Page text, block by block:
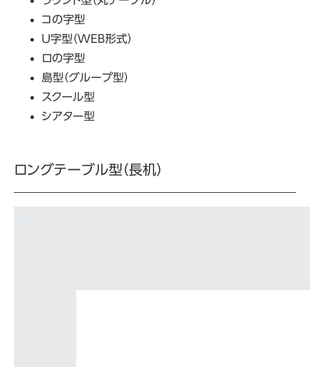
コの字型
U字型（WEB形式）
ロの字型
島型（グループ型）
スクール型
シアター型
ロングテーブル型（長机）